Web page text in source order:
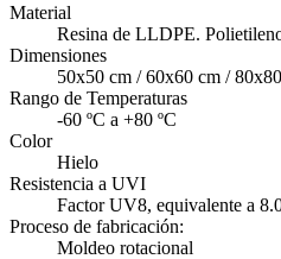
Material
Resina de LLDPE.
Dimensiones
50x50 cm / 60x60 cm /
Rango de Temperaturas
-60 ºC a +80 ºC
Color
Hielo
Resistencia a UVI
Factor UV8, equivalente a
Proceso de fabricación:
Moldeo rotacional